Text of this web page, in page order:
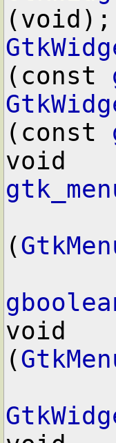
(const
(const
(
(